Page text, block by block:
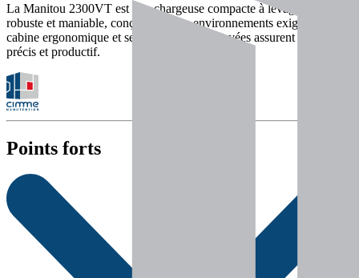
La Manitou 2300VT est une chargeuse compacte à levage vertical,
robuste et maniable, conçue pour les environnements exigeants. Sa
cabine ergonomique et ses performances élevées assurent un travail
précis et productif.
Points forts